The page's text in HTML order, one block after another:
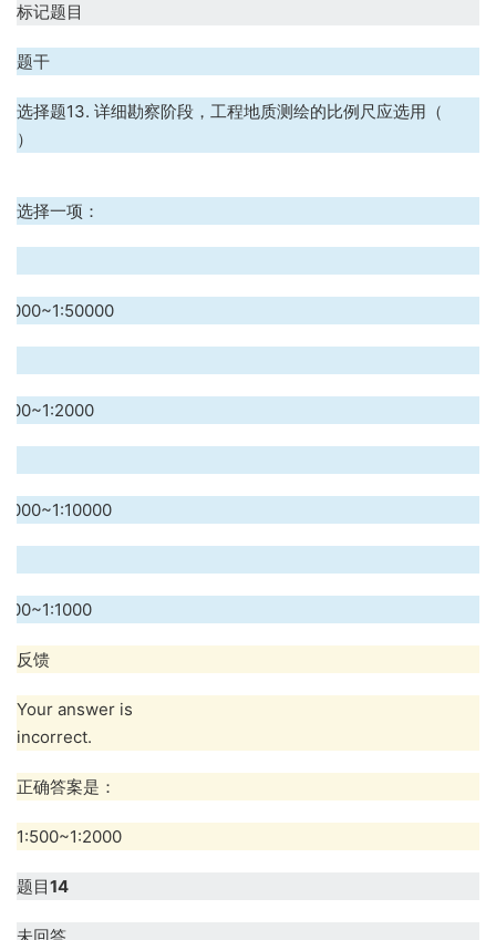
标记题目
题干
选择题13. 详细勘察阶段，工程地质测绘的比例尺应选用（
）
选择一项：
反馈
Your answer is
incorrect.
正确答案是：
1:500~1:2000
题目14